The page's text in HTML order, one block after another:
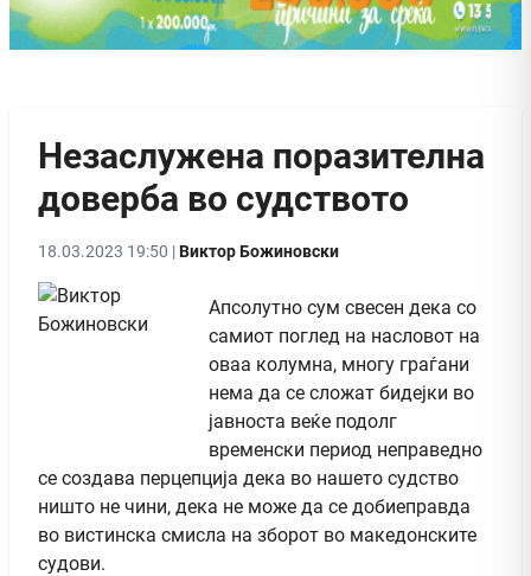
Незаслужена поразителна
доверба во судството
18.03.2023 19:50 |Виктор Божиновски
Апсолутно сум свесен дека со
самиот поглед на насловот на
оваа колумна, многу граѓани
нема да се сложат бидејки во
јавноста веќе подолг
временски период неправедно
се создава перцепција дека во нашето судство
ништо не чини, дека не може да се добиеправда
во вистинска смисла на зборот во македонските
судови.